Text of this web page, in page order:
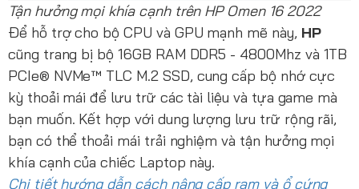
Tận hưởng mọi khía cạnh trên HP Omen 16 2022
Để hỗ trợ cho bộ CPU và GPU mạnh mẽ này, HP
cũng trang bị bộ 16GB RAM DDR5 - 4800Mhz và 1TB
PCIe® NVMe™ TLC M.2 SSD, cung cấp bộ nhớ cực
kỳ thoải mái để lưu trữ các tài liệu và tựa game mà
bạn muốn. Kết hợp với dung lượng lưu trữ rộng rãi,
bạn có thể thoải mái trải nghiệm và tận hưởng mọi
khía cạnh của chiếc Laptop này.
Chi tiết hướng dẫn cách nâng cấp ram và ổ cứng